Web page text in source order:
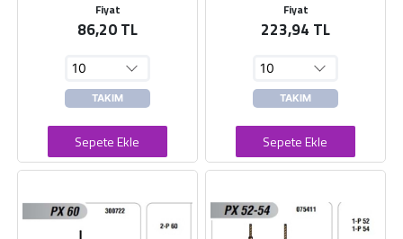
Fiyat
86,20 TL
TAKIM
Sepete Ekle
Fiyat
223,94 TL
TAKIM
Sepete Ekle